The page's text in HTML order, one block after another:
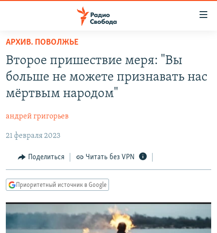
упрощенного
доступа
Вернуться
основному
Вернутся
навигации
Вернутся
поиску
ПОДКАСТЫ
АВТОРСКИЕ ПРОЕКТЫ
МНЕНИЯ
КУЛЬТУРА
IDEL.РЕАЛИИ
СЕВЕР.РЕАЛИИ
РАСПИСАНИЕ ВЕЩАНИЯ
АРХИВ. ПОВОЛЖЬЕ
Второе пришествие меря: "Вы
больше не можете признавать нас
мёртвым народом"
андрей григорьев
21 февраля 2023
Поделиться Читать без VPN
Приоритетный источник в Google